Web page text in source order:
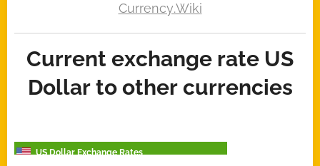
Currency.Wiki
Current exchange rate US
Dollar to other currencies
US Dollar Exchange Rates